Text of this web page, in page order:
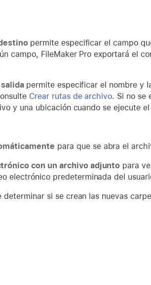
permite especificar el campo
campo, FileMaker Pro exportará el
permite especificar el nombre y
Crear rutas de archivo. Si no se
y una ubicación cuando se ejecute
para que se abra el
con un archivo adjunto para
electrónico predeterminada del
si se crean las nuevas